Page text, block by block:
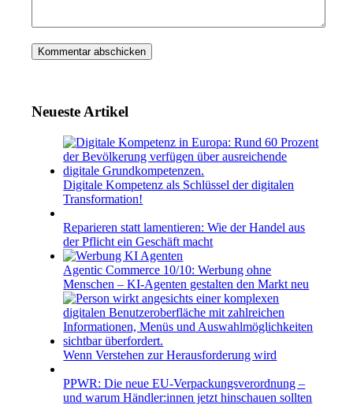
Neueste Artikel
Digitale Kompetenz als Schlüssel der digitalen
Transformation!
Reparieren statt lamentieren: Wie der Handel aus
der Pflicht ein Geschäft macht
Agentic Commerce 10/10: Werbung ohne
Menschen – KI-Agenten gestalten den Markt neu
Wenn Verstehen zur Herausforderung wird
PPWR: Die neue EU-Verpackungsverordnung –
und warum Händler:innen jetzt hinschauen sollten